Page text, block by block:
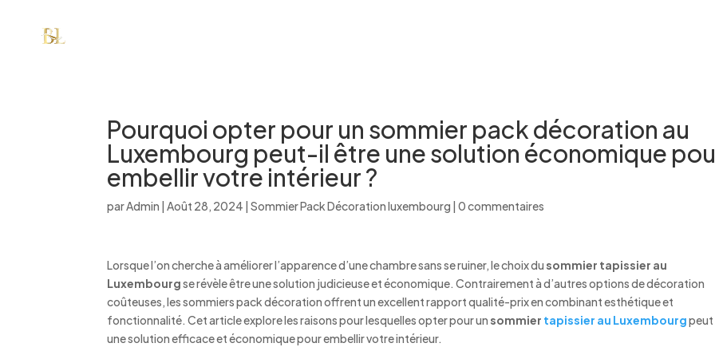
Pourquoi opter pour un sommier pack décoration au
Luxembourg peut-il être une solution économique
embellir votre intérieur ?
parAdmin |Août 28, 2024 |Sommier Pack Décoration luxembourg |0 commentaires
Lorsque l’on cherche à améliorer l’apparence d’une chambre sans se ruiner, le choix du sommier tapissier au
Luxembourgse révèle être une solution judicieuse et économique. Contrairement à d’autres options de décoration
coûteuses, les sommiers pack décoration offrent un excellent rapport qualité-prix en combinant esthétique et
fonctionnalité. Cet article explore les raisons pour lesquelles opter pour un sommier tapissier au Luxembourgpeut
une solution efficace et économique pour embellir votre intérieur.